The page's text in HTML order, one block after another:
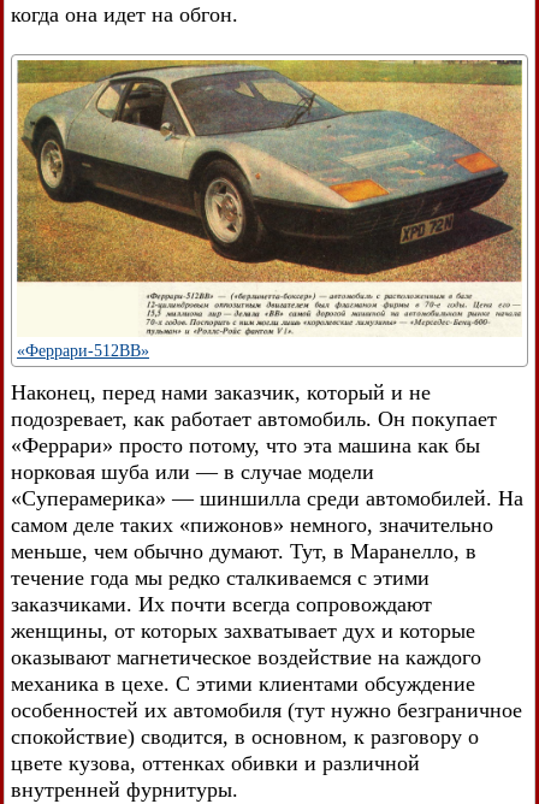
когда она идет на обгон.
«Феррари-512ВВ»
Наконец, перед нами заказчик, который и не
подозревает, как работает автомобиль. Он покупает
«Феррари» просто потому, что эта машина как бы
норковая шуба или — в случае модели
«Суперамерика» — шиншилла среди автомобилей. На
самом деле таких «пижонов» немного, значительно
меньше, чем обычно думают. Тут, в Маранелло, в
течение года мы редко сталкиваемся с этими
заказчиками. Их почти всегда сопровождают
женщины, от которых захватывает дух и которые
оказывают магнетическое воздействие на каждого
механика в цехе. С этими клиентами обсуждение
особенностей их автомобиля (тут нужно безграничное
спокойствие) сводится, в основном, к разговору о
цвете кузова, оттенках обивки и различной
внутренней фурнитуры.